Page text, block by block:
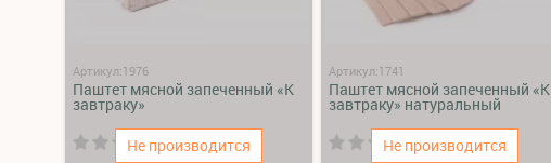
Не производится
Артикул:1976
Паштет мясной запеченный «К
завтраку»
(0) Не производится
Артикул:1741
Паштет мясной запеченный «К
завтраку» натуральный
(0)